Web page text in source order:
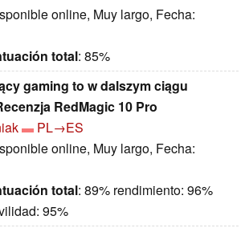
online, Muy largo, Fecha:
total: 85%
gaming to w dalszym ciągu
RedMagic 10 Pro
PL→ES
online, Muy largo, Fecha:
total: 89% rendimiento: 96%
95%